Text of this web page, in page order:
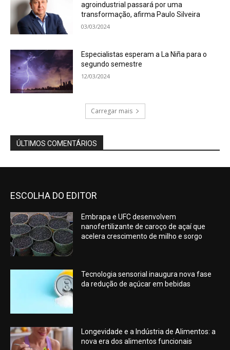
agroindustrial passará por uma
transformação, afirma Paulo Silveira
03/03/2024
Especialistas esperam a La Niña para o
segundo semestre
12/03/2024
Carregar mais
ÚLTIMOS COMENTÁRIOS
ESCOLHA DO EDITOR
Embrapa e UFC desenvolvem
nanofertilizante de caroço de açaí que
acelera crescimento de milho e sorgo
Tecnologia sensorial inaugura nova fase
da redução de açúcar em bebidas
Longevidade e a Indústria de Alimentos: a
nova era dos alimentos funcionais